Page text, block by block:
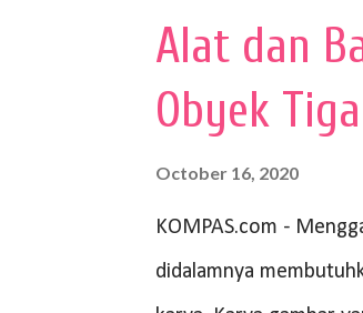
Alat dan
Obyek
October 16, 2020
KOMPAS.com -
didalamnya